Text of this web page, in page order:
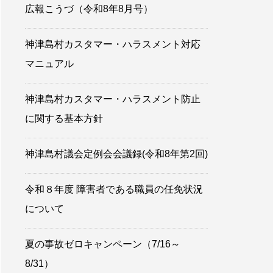
広報こうづ（令和8年8月号）
神津島村カスタマー・ハラスメント対応
マニュアル
神津島村カスタマー・ハラスメント防止
に関する基本方針
神津島村議会定例会会議録(令和8年第2回)
令和８年度 障害者である職員の任免状況
について
夏の事故ゼロキャンペーン（7/16～
8/31）